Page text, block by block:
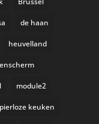
de haan
heuvelland
module2
keuken